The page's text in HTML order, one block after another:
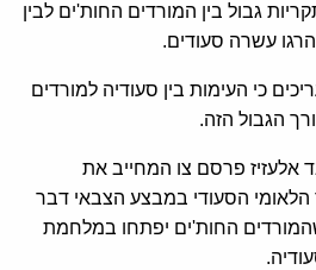
גבול בין המורדים החות'ים לבין
עשרה סעודים.
כי העימות בין סעודיה למורדים
הגבול הזה.
אלעזיז פרסם צו המחייב את
הסעודי במבצע הצבאי דבר
החות'ים יפתחו במלחמת